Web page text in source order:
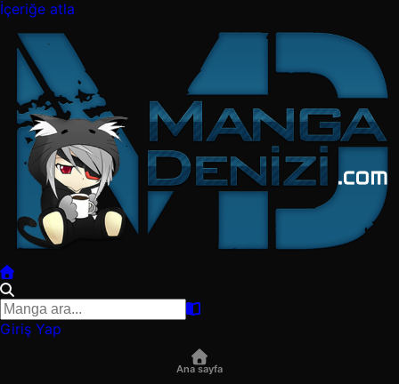
İçeriğe atla
Giriş Yap
Ana sayfa